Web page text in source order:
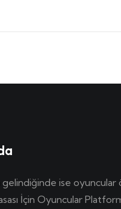
gelindiğinde ise oyuncular
İçin Oyuncular